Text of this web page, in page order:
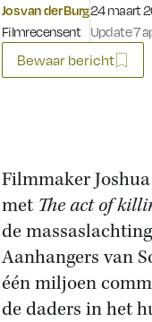
Jos van der Burg
Filmrecensent
24 maart
Update 7
Bewaar bericht
Filmmaker
met The act of
de
Aanhangers van
één miljoen
de daders in het